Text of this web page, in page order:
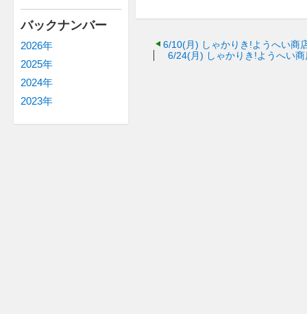
6/10(月) しゃかりき!ようへい商
6/24(月) しゃかりき!ようへい
バックナンバー
2026年
2025年
2024年
2023年